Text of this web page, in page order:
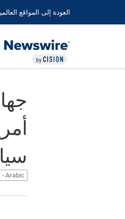
العودة إلى المواقع
- Arabic